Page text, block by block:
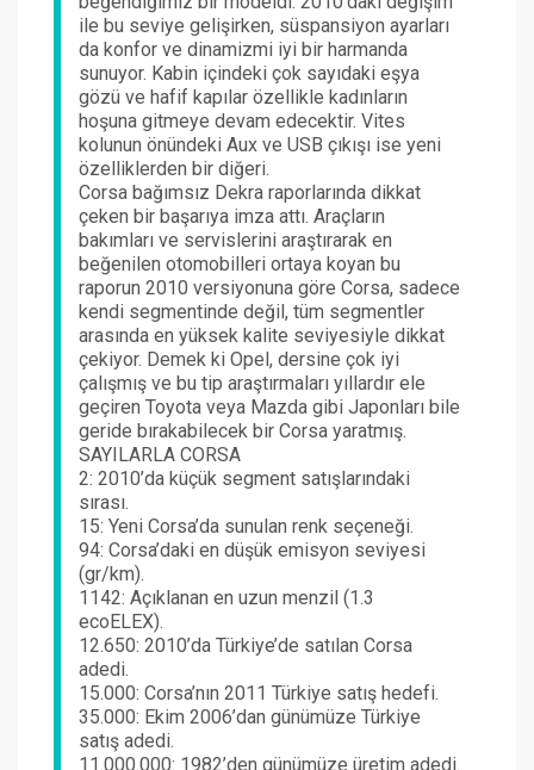
ile bu seviye gelişirken, süspansiyon ayarları
da konfor ve dinamizmi iyi bir harmanda
sunuyor. Kabin içindeki çok sayıdaki eşya
gözü ve hafif kapılar özellikle kadınların
hoşuna gitmeye devam edecektir. Vites
kolunun önündeki Aux ve USB çıkışı ise yeni
özelliklerden bir diğeri.
Corsa bağımsız Dekra raporlarında dikkat
çeken bir başarıya imza attı. Araçların
bakımları ve servislerini araştırarak en
beğenilen otomobilleri ortaya koyan bu
raporun 2010 versiyonuna göre Corsa, sadece
kendi segmentinde değil, tüm segmentler
arasında en yüksek kalite seviyesiyle dikkat
çekiyor. Demek ki Opel, dersine çok iyi
çalışmış ve bu tip araştırmaları yıllardır ele
geçiren Toyota veya Mazda gibi Japonları bile
geride bırakabilecek bir Corsa yaratmış.
SAYILARLA CORSA
2: 2010’da küçük segment satışlarındaki
sırası.
15: Yeni Corsa’da sunulan renk seçeneği.
94: Corsa’daki en düşük emisyon seviyesi
(gr/km).
1142: Açıklanan en uzun menzil (1.3
ecoELEX).
12.650: 2010’da Türkiye’de satılan Corsa
adedi.
15.000: Corsa’nın 2011 Türkiye satış hedefi.
35.000: Ekim 2006’dan günümüze Türkiye
satış adedi.
11.000.000: 1982’den günümüze üretim adedi.